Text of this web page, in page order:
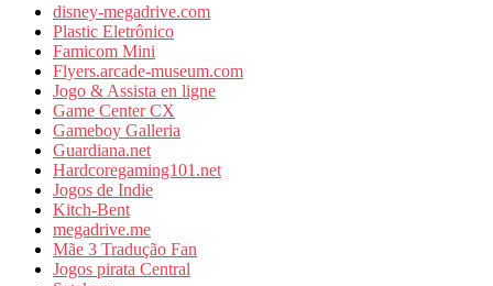
disney-megadrive.com
Plastic Eletrônico
Famicom Mini
Flyers.arcade-museum.com
Jogo & Assista en ligne
Game Center CX
Gameboy Galleria
Guardiana.net
Hardcoregaming101.net
Jogos de Indie
Kitch-Bent
megadrive.me
Mãe 3 Tradução Fan
Jogos pirata Central